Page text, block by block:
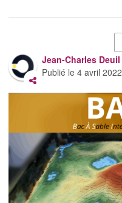
Jean-Charles Deuil
Publié le4 avril 2022